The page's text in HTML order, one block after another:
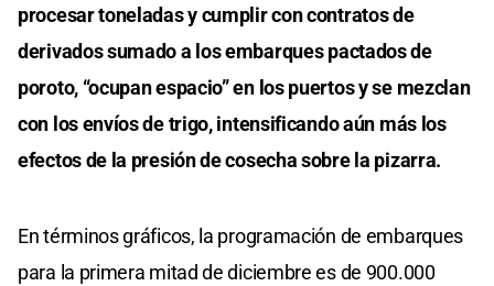
procesar toneladas y cumplir con contratos de
derivados sumado a los embarques pactados de
poroto, “ocupan espacio” en los puertos y se mezclan
con los envíos de trigo, intensificando aún más los
efectos de la presión de cosecha sobre la pizarra.
En términos gráficos, la programación de embarques
para la primera mitad de diciembre es de 900.000